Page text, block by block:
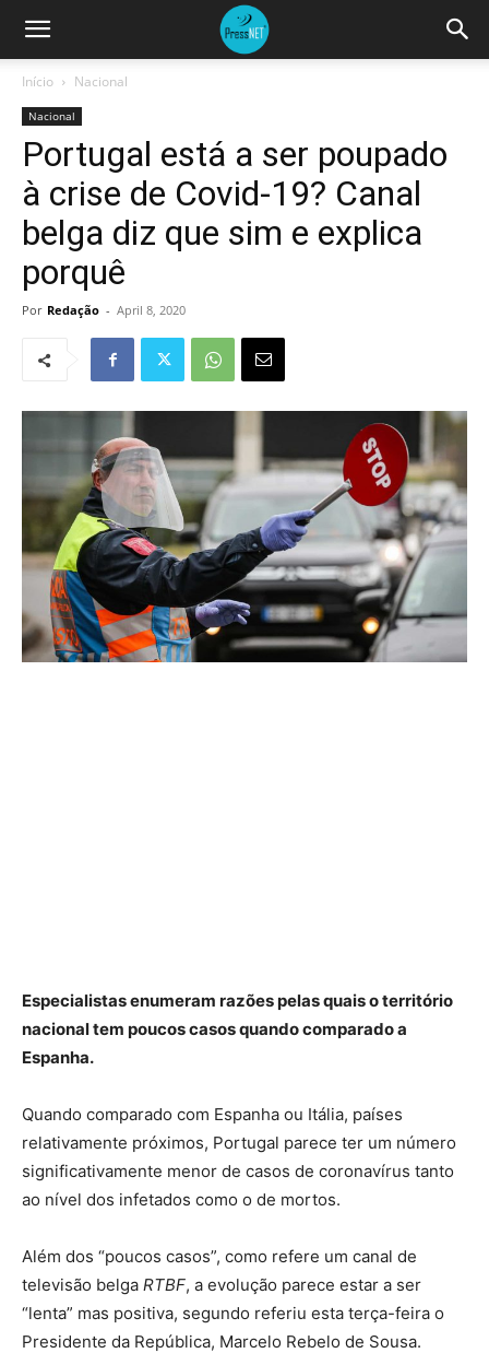
Início Nacional
Nacional
Portugal está a ser poupado
à crise de Covid-19? Canal
belga diz que sim e explica
porquê
Por Redação - April 8, 2020
Especialistas enumeram razões pelas quais o território
nacional tem poucos casos quando comparado a
Espanha.
Quando comparado com Espanha ou Itália, países
relativamente próximos, Portugal parece ter um número
significativamente menor de casos de coronavírus tanto
ao nível dos infetados como o de mortos.
Além dos “poucos casos”, como refere um canal de
televisão belga RTBF, a evolução parece estar a ser
“lenta” mas positiva, segundo referiu esta terça-feira o
Presidente da República, Marcelo Rebelo de Sousa.